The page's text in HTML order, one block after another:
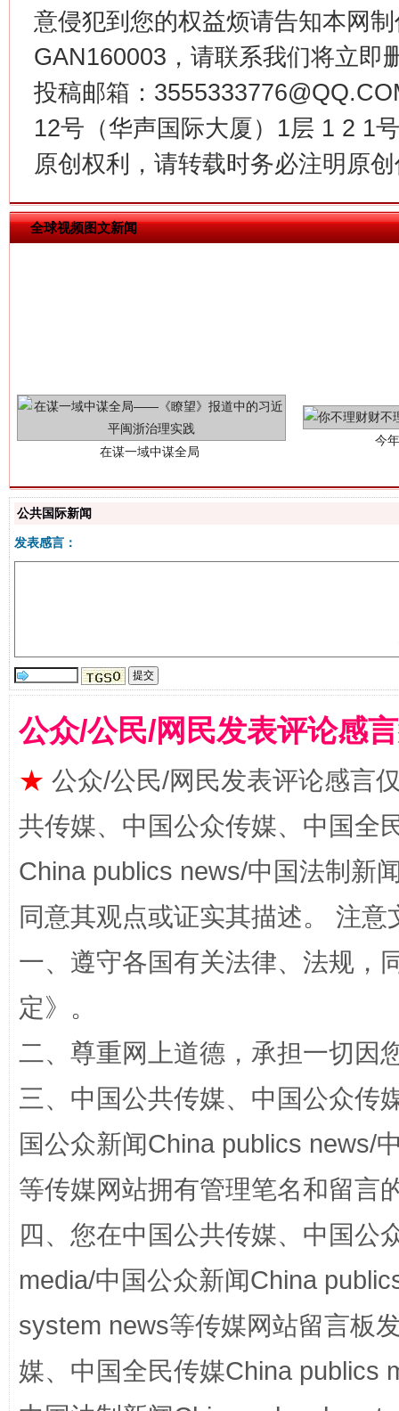
意侵犯到您的权益烦请告知本网
GAN160003，请联系我们将立即
投稿邮箱：
12号（华声国际大厦）1层 1 2 1
原创权利，请转载时务必注明原
全球视频图文新闻
这是一记警钟！ 谢
在谋一域中谋全局
“刷贴”乱象丛生
生
揭批美国五大"原罪" "炒
解纷+调解+退费，一次搞定
公共国际新闻
发表感言：
公众/公民/网民发表评论感
★ 公众/公民/网民发表评论感言
共传媒、中国公众传媒、中国全
China publics news/中国法制新
同意其观点或证实其描述。 注
一、遵守各国有关法律、法规，
定》。
二、尊重网上道德，承担一切因
三、中国公共传媒、中国公众传
国公众新闻China publics news/
等传媒网站拥有管理笔名和留言
四、您在中国公共传媒、中国公
media/中国公众新闻China
system news等传媒网站留言板
媒、中国全民传媒China publics